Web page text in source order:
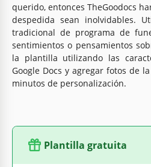
querido, entonces TheGoodocs
despedida sean inolvidables.
tradicional de programa de
sentimientos o pensamientos
la plantilla utilizando las
Google Docs y agregar fotos de
minutos de personalización.
Plantilla gratuita